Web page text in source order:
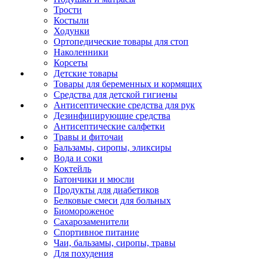
Трости
Костыли
Ходунки
Ортопедические товары для стоп
Наколенники
Корсеты
Детские товары
Товары для беременных и кормящих
Средства для детской гигиены
Антисептические средства для рук
Дезинфицирующие средства
Антисептические салфетки
Травы и фиточаи
Бальзамы, сиропы, эликсиры
Вода и соки
Коктейль
Батончики и мюсли
Продукты для диабетиков
Белковые смеси для больных
Биомороженое
Сахарозаменители
Спортивное питание
Чаи, бальзамы, сиропы, травы
Для похудения